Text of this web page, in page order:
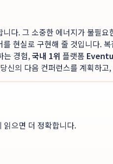
다. 그 소중한 에너지가 불필
현실로 구현해 줄 것입니다.
는 경험,국내 1위 플랫폼
의 다음 컨퍼런스를 계획하
읽으면 더 정확합니다.